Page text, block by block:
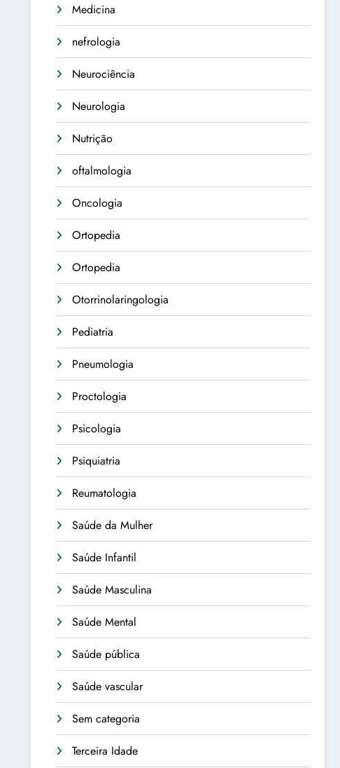
Medicina
nefrologia
Neurociência
Neurologia
Nutrição
oftalmologia
Oncologia
Ortopedia
Ortopedia
Otorrinolaringologia
Pediatria
Pneumologia
Proctologia
Psicologia
Psiquiatria
Reumatologia
Saúde da Mulher
Saúde Infantil
Saúde Masculina
Saúde Mental
Saúde pública
Saúde vascular
Sem categoria
Terceira Idade